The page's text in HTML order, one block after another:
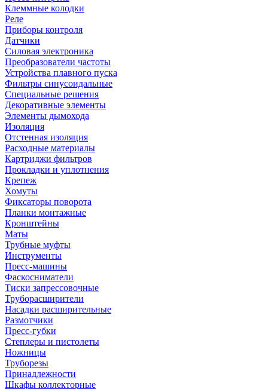
Клеммные колодки
Реле
Приборы контроля
Датчики
Силовая электроника
Преобразователи частоты
Устройства плавного пуска
Фильтры синусоидальные
Специальные решения
Декоративные элементы
Элементы дымохода
Изоляция
Отстенная изоляция
Расходные материалы
Картриджи фильтров
Прокладки и уплотнения
Крепеж
Хомуты
Фиксаторы поворота
Планки монтажные
Кронштейны
Маты
Трубные муфты
Инструменты
Пресс-машины
Фаскосниматели
Тиски запрессовочные
Труборасширители
Насадки расширительные
Размотчики
Пресс-губки
Степлеры и пистолеты
Ножницы
Труборезы
Принадлежности
Шкафы коллекторные